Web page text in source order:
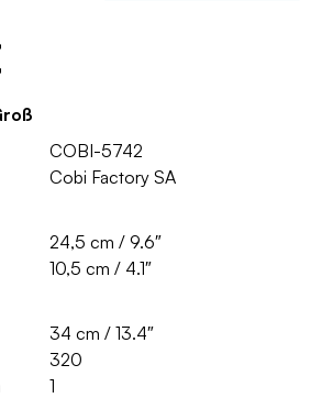
COBI-5742
Cobi Factory SA
24,5 cm / 9.6″
10,5 cm / 4.1″
34 cm / 13.4″
320
1